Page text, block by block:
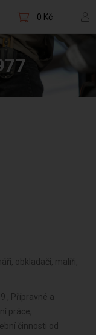
0 Kč
obkladači, malíři,
, Přípravné a
práce,
činnosti od